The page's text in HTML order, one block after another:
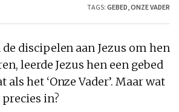
TAGS: GEBED ONZE VADER
de discipelen aan Jezus om hen
leerde Jezus hen een gebed
als het ‘Onze Vader’. Maar wat
in?